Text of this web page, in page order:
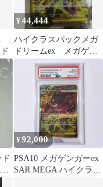
¥44,444
ハイクラスパックメガ
ドリームex メガゲン
ガーex SAR ❣
¥92,000
PSA10 メガゲンガーex
SAR MEGA ハイクラス